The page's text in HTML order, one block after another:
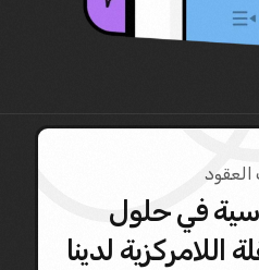
في حلول
اللامركزية لدينا